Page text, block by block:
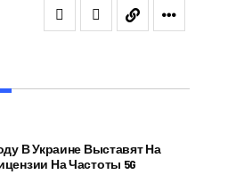
В Украине Выставят На
На Частоты 5G